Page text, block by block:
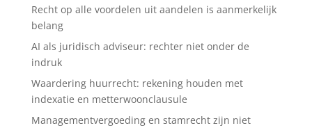
Recht op alle voordelen uit aandelen is aanmerkelijk
belang
AI als juridisch adviseur: rechter niet onder de
indruk
Waardering huurrecht: rekening houden met
indexatie en metterwoonclausule
Managementvergoeding en stamrecht zijn niet